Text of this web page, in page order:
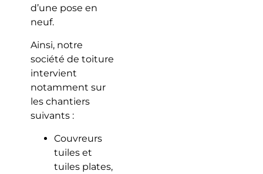
d’une pose en
neuf.
Ainsi, notre
société de toiture
intervient
notamment sur
les chantiers
suivants :
Couvreurs
tuiles et
tuiles plates,